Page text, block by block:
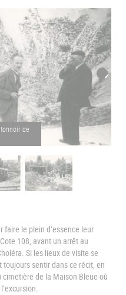
de
faire le plein d’essence leur
108, avant un arrêt au
Si les lieux de visite se
sentir dans ce récit, en
cimetière de la Maison Bleue où